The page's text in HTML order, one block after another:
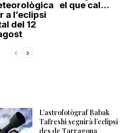
a l’eclipsi
del 12
el que cal...